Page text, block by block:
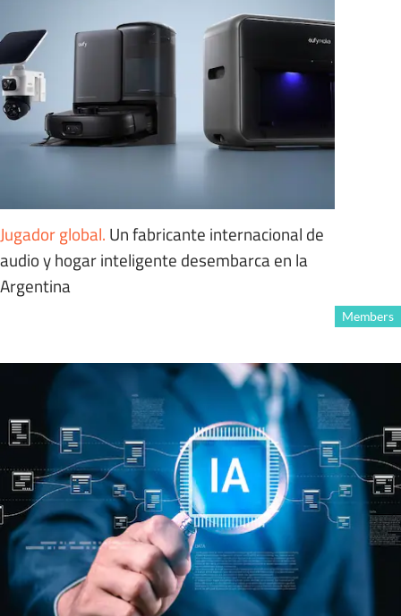
Jugador global. Un fabricante internacional de
audio y hogar inteligente desembarca en la
Argentina
Members